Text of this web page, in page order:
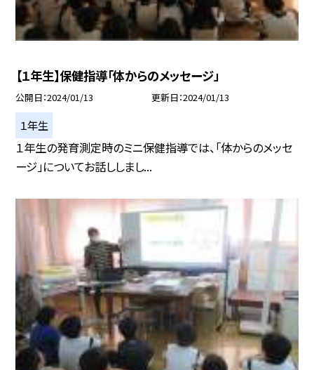
【１年生】保健指導「体からのメッセージ」
公開日 2024/01/13 更新日 2024/01/13
１年生
１年生の発育測定時のミニ保健指導では、「体からのメッセ
ージ」についてお話ししまし...